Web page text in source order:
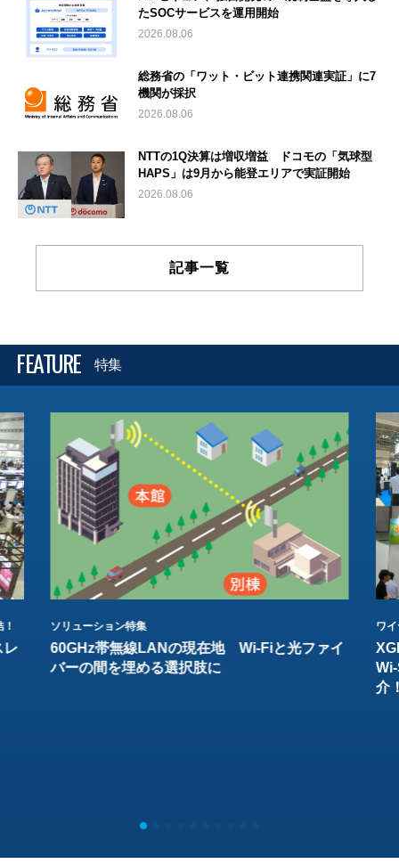
たSOCサービスを運用開始
2026.08.06
総務省の「ワット・ビット連携関連実証」に7
機関が採択
2026.08.06
NTTの1Q決算は増収増益 ドコモの「気球型
HAPS」は9月から能登エリアで実証開始
2026.08.06
記事一覧
FEATURE 特集
レ
ソリューション特集
60GHz帯無線LANの現在地 Wi-Fiと光ファイ
バーの間を埋める選択肢に
ワ
介